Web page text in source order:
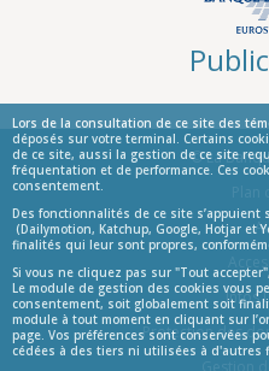
Lors de la consultation de ce site des
déposés sur votre terminal. Certains
de ce site, aussi la gestion de ce site
fréquentation et de performance. Ces
consentement.
Des fonctionnalités de ce site s’appuient
(Dailymotion, Katchup, Google, Hotjar et
finalités qui leur sont propres,
Si vous ne cliquez pas sur "Tout
Le module de gestion des cookies vous
consentement, soit globalement soit
module à tout moment en cliquant sur
page. Vos préférences sont conservées
cédées à des tiers ni utilisées à d'autres
© La
Informations
Infos
Protection des